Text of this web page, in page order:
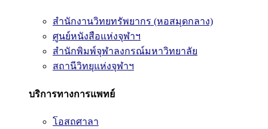
สำนักงานวิทยทรัพยากร (หอสมุดกลาง)
ศูนย์หนังสือแห่งจุฬาฯ
สำนักพิมพ์จุฬาลงกรณ์มหาวิทยาลัย
สถานีวิทยุแห่งจุฬาฯ
บริการทางการแพทย์
โอสถศาลา